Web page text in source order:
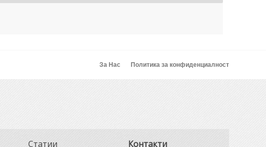
За Нас Политика за конфиденциалност
Статии Контакти